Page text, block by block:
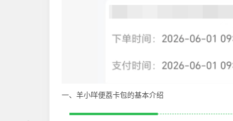
一、羊小咩便荔卡包的基本介绍